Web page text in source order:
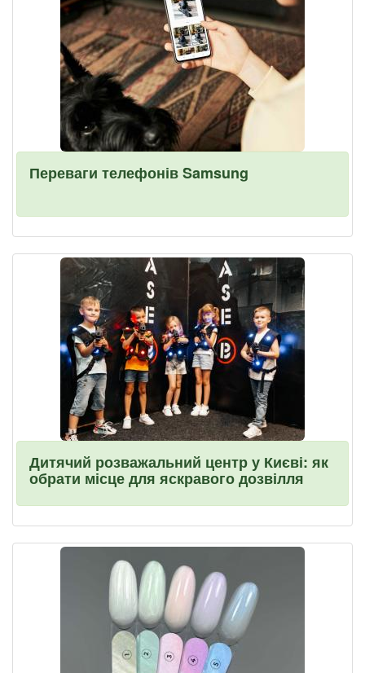
Переваги телефонів Samsung
Дитячий розважальний центр у Києві: як
обрати місце для яскравого дозвілля